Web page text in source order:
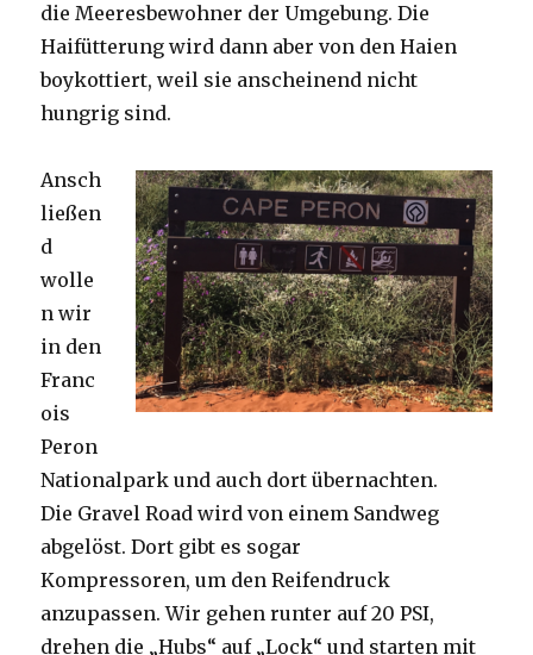
die Meeresbewohner der Umgebung. Die
Haifütterung wird dann aber von den Haien
boykottiert, weil sie anscheinend nicht
hungrig sind.
Ansch
ließen
d
wolle
n wir
in den
Franc
ois
Peron
Nationalpark und auch dort übernachten.
Die Gravel Road wird von einem Sandweg
abgelöst. Dort gibt es sogar
Kompressoren, um den Reifendruck
anzupassen. Wir gehen runter auf 20 PSI,
drehen die „Hubs“ auf „Lock“ und starten mit